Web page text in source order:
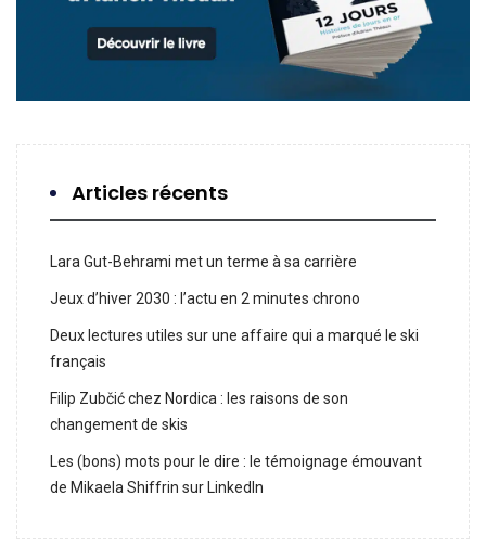
Articles récents
Lara Gut-Behrami met un terme à sa carrière
Jeux d’hiver 2030 : l’actu en 2 minutes chrono
Deux lectures utiles sur une affaire qui a marqué le ski
français
Filip Zubčić chez Nordica : les raisons de son
changement de skis
Les (bons) mots pour le dire : le témoignage émouvant
de Mikaela Shiffrin sur LinkedIn